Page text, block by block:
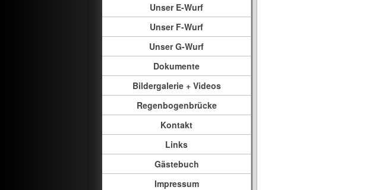
Unser E-Wurf
Unser F-Wurf
Unser G-Wurf
Dokumente
Bildergalerie + Videos
Regenbogenbrücke
Kontakt
Links
Gästebuch
Impressum